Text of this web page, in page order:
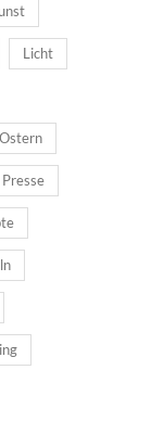
Licht
Ostern
Presse